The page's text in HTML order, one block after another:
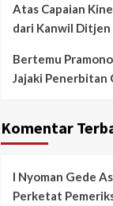
Atas Capaian
dari Kanwil Ditjen
Bertemu
Jajaki Penerbitan
Komentar
I Nyoman Gede
Perketat